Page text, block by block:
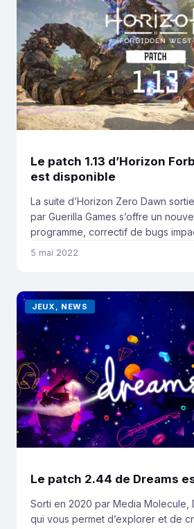
Le patch 1.13 d’Horizon
est disponible
La suite d’Horizon Zero Dawn
par Guerilla Games s’offre un
programme, correctif de bugs
principales et annexes, ainsi que
immersive. Attention aux spoilers !
Correction d’un problème avec la
5 mai 2022
JEUX, NEWS
Le patch 2.44 de Dreams
Sorti en 2020 par Media Molecule,
qui vous permet d’explorer et de